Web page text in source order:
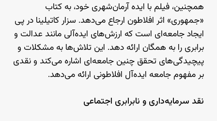
همچنین، فیلم با ایده آرمان‌شهری خود، به کتاب
«جمهوری» اثر افلاطون ارجاع می‌دهد. سزار کاتیلینا در پی
ایجاد جامعه‌ای است که ارزش‌های ایده‌آلی مانند عدالت و
برابری را به همگان ارائه دهد. این تلاش‌ها به مشکلات و
پیچیدگی‌های تحقق چنین جامعه‌ای اشاره می‌کند و نقدی
بر مفهوم جامعه ایده‌آل افلاطونی ارائه می‌دهد.
نقد سرمایه‌داری و نابرابری اجتماعی